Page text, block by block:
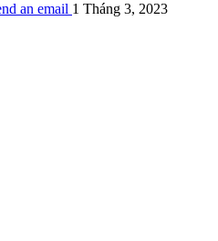
an email 1 Tháng 3, 2023